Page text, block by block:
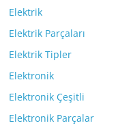
Elektrik
Elektrik Parçaları
Elektrik Tipler
Elektronik
Elektronik Çeşitli
Elektronik Parçalar